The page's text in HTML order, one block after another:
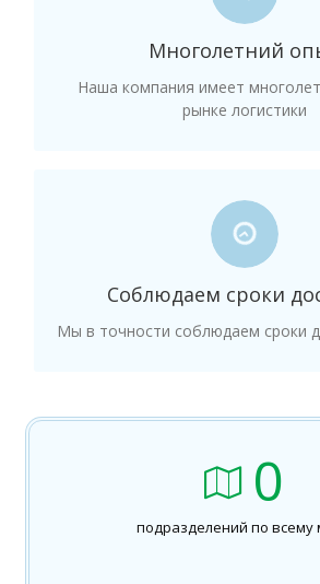
Многолетний
Наша компания имеет
рынке логистики
Более 11 лет успешной
международной логистики и
Соблюдаем сроки
Мы в точности соблюдаем сроки
СРОКИ
Мы в точности соблюдаем сроки
0
подразделений по всему